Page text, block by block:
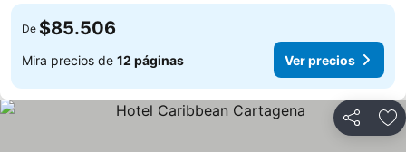
De $85.506
Mira precios de 12 páginas Ver precios
Compartir